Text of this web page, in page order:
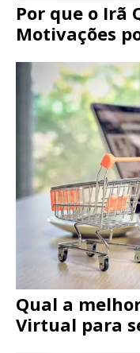
Por que o Irã
Motivações
Qual a
Virtual para